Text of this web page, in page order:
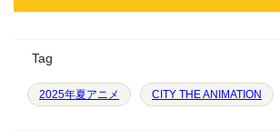
Tag
2025年夏アニメ CITY THE ANIMATION